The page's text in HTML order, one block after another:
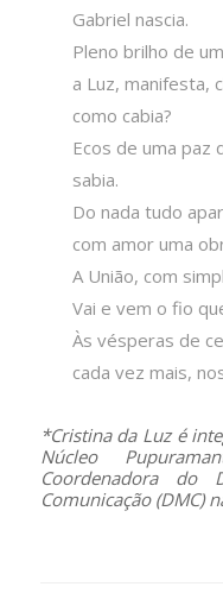
Gabriel nascia.
Pleno brilho de
a Luz, manifesta,
como cabia?
Ecos de uma paz
sabia.
Do nada tudo
com amor uma
A União, com
Vai e vem o fio
Às vésperas de
cada vez mais,
*Cristina da Luz é
Núcleo
Coordenadora do
Comunicação (DMC)